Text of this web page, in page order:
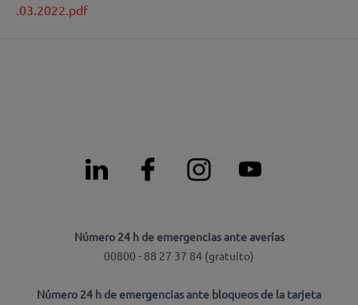
.03.2022.pdf
Número 24 h de emergencias ante averías
00800 - 88 27 37 84 (gratuito)
Número 24 h de emergencias ante bloqueos de la tarjeta